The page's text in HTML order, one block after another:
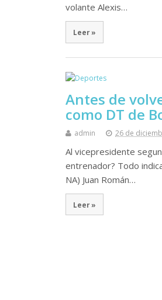
volante Alexis…
Leer »
Antes de
como DT de
admin 26 de
Al vicepresidente
entrenador? Todo
NA) Juan Román…
Leer »